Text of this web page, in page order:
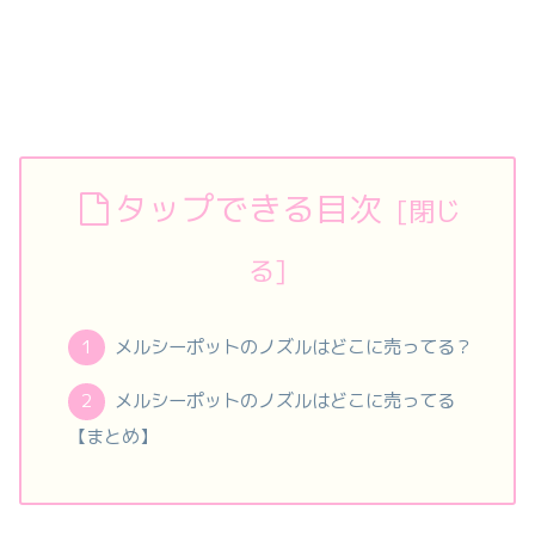
タップできる目次
メルシーポットのノズルはどこに売ってる？
メルシーポットのノズルはどこに売ってる
【まとめ】